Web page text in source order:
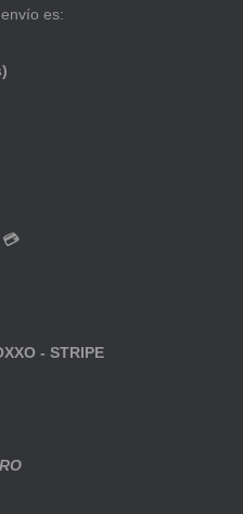
es:
💳
- STRIPE